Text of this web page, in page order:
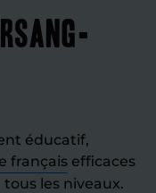
éducatif,
français efficaces
les niveaux.